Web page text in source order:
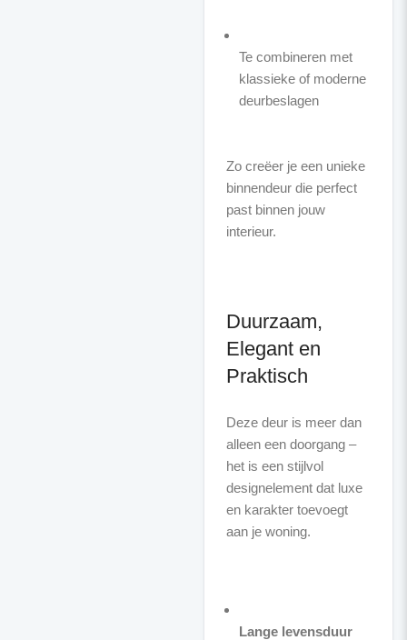
Te combineren met
klassieke of moderne
deurbeslagen
Zo creëer je een unieke
binnendeur die perfect
past binnen jouw
interieur.
Duurzaam,
Elegant en
Praktisch
Deze deur is meer dan
alleen een doorgang –
het is een stijlvol
designelement dat luxe
en karakter toevoegt
aan je woning.
Lange levensduur